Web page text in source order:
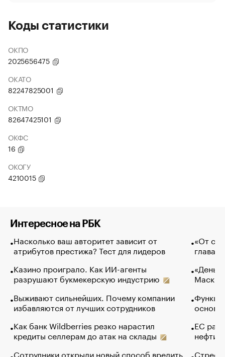
Коды статистики
ОКПО
2025656475
ОКАТО
82247825001
ОКТМО
82647425101
ОКФС
16
ОКОГУ
4210015
Интересное на РБК
Насколько ваш авторитет зависит от
атрибутов престижа? Тест для лидеров
Казино проиграло. Как ИИ-агенты
разрушают букмекерскую индустрию
Выживают сильнейших. Почему компании
избавляются от лучших сотрудников
Как банк Wildberries резко нарастил
кредиты селлерам до атак на склады
Сотрудники открыли новый способ вредить
«От
глава
Маск в
основ
ЕС
нефти